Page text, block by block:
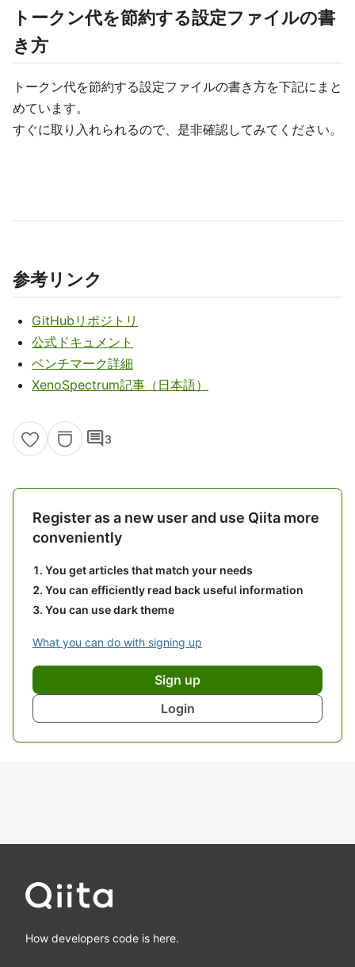
トークン代を節約する設定ファイルの書
き方
トークン代を節約する設定ファイルの書き方を下記にまと
めています。
すぐに取り入れられるので、是非確認してみてください。
参考リンク
GitHubリポジトリ
公式ドキュメント
ベンチマーク詳細
XenoSpectrum記事（日本語）
comment3
Register as a new user and use Qiita more
conveniently
You get articles that match your needs
You can efficiently read back useful information
You can use dark theme
What you can do with signing up
Sign up
Login
How developers code is here.